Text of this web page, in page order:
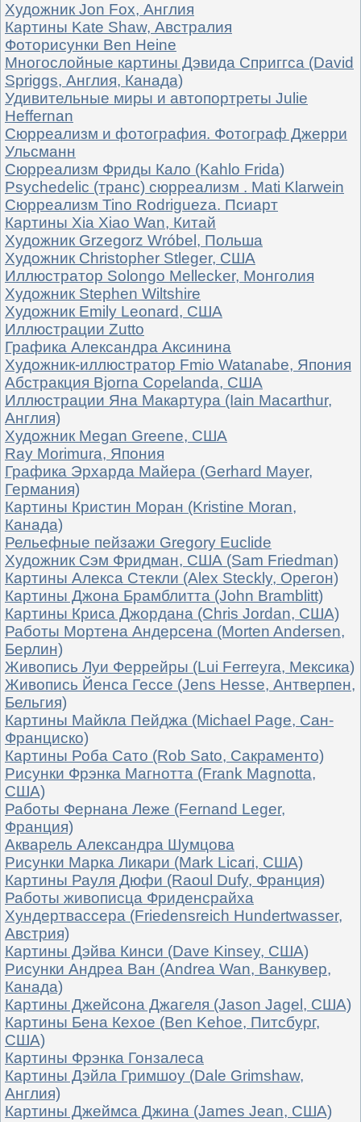
Художник Jon Fox, Англия
Картины Kate Shaw, Австралия
Фоторисунки Ben Heine
Многослойные картины Дэвида Сприггса (David
Spriggs, Англия, Канада)
Удивительные миры и автопортреты Julie
Heffernan
Сюрреализм и фотография. Фотограф Джерри
Ульсманн
Сюрреализм Фриды Кало (Kahlo Frida)
Psychedelic (транс) сюрреализм . Mati Klarwein
Сюрреализм Tino Rodriguezа. Псиарт
Картины Xia Xiao Wan, Китай
Художник Grzegorz Wróbel, Польша
Художник Christopher Stleger, США
Иллюстратор Solongo Mellecker, Монголия
Художник Stephen Wiltshire
Художник Emily Leonard, США
Иллюстрации Zutto
Графика Александра Аксинина
Художник-иллюстратор Fmio Watanabe, Япония
Абстракция Bjornа Copelandа, США
Иллюстрации Яна Макартура (Iain Macarthur,
Англия)
Художник Megan Greene, США
Ray Morimura, Япония
Графика Эрхарда Майера (Gerhard Mayer,
Германия)
Картины Кристин Моран (Kristine Moran,
Канада)
Рельефные пейзажи Gregory Euclide
Художник Сэм Фридман, США (Sam Friedman)
Картины Алекса Стекли (Alex Steckly, Орегон)
Картины Джона Брамблитта (John Bramblitt)
Картины Криса Джордана (Chris Jordan, США)
Работы Мортена Андерсена (Morten Andersen,
Берлин)
Живопись Луи Феррейры (Lui Ferreyra, Мексика)
Живопись Йенса Гессе (Jens Hesse, Антверпен,
Бельгия)
Картины Майкла Пейджа (Michael Page, Сан-
Франциско)
Картины Роба Сато (Rob Sato, Сакраменто)
Рисунки Фрэнка Магнотта (Frank Magnotta,
США)
Работы Фернана Леже (Fernand Leger,
Франция)
Акварель Александра Шумцова
Рисунки Марка Ликари (Mark Licari, США)
Картины Рауля Дюфи (Raoul Dufy, Франция)
Работы живописца Фриденсрайха
Хундертвассера (Friedensreich Hundertwasser,
Австрия)
Картины Дэйва Кинси (Dave Kinsey, США)
Рисунки Андреа Ван (Andrea Wan, Ванкувер,
Канада)
Картины Джейсона Джагеля (Jason Jagel, США)
Картины Бена Кехое (Ben Kehoe, Питсбург,
США)
Картины Фрэнка Гонзалеса
Картины Дэйла Гримшоу (Dale Grimshaw,
Англия)
Картины Джеймса Джина (James Jean, США)